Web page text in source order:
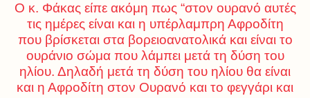
Ο κ. Φάκας είπε ακόμη πως “στον ουρανό αυτές
τις ημέρες είναι και η υπέρλαμπρη Αφροδίτη
που βρίσκεται στα βορειοανατολικά και είναι το
ουράνιο σώμα που λάμπει μετά τη δύση του
ηλίου. Δηλαδή μετά τη δύση του ηλίου θα είναι
και η Αφροδίτη στον Ουρανό και το φεγγάρι και